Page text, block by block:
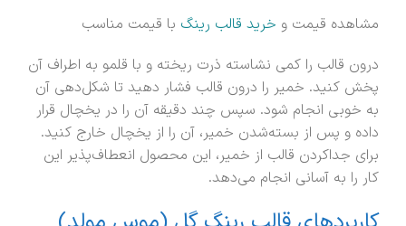
مشاهده قیمت و خرید قالب رینگ با قیمت مناسب
درون قالب را کمی نشاسته ذرت ریخته و با قلمو به اطراف آن
پخش کنید. خمیر را درون قالب فشار دهید تا شکل‌دهی آن
به خوبی انجام شود. سپس چند دقیقه آن را در یخچال قرار
داده و پس از بسته‌شدن خمیر، آن را از یخچال خارج کنید.
برای جداکردن قالب از خمیر، این محصول انعطاف‌پذیر این
کار را به آسانی انجام می‌دهد.